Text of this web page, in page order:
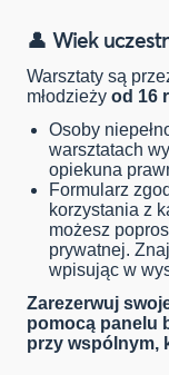
👤 Wiek
Warsztaty są
młodzieży od 16
Osoby
warsztatach
opiekuna
Formularz
korzystania z
możesz
prywatnej.
wpisując w
Zarezerwuj
pomocą panelu
przy wspólnym,